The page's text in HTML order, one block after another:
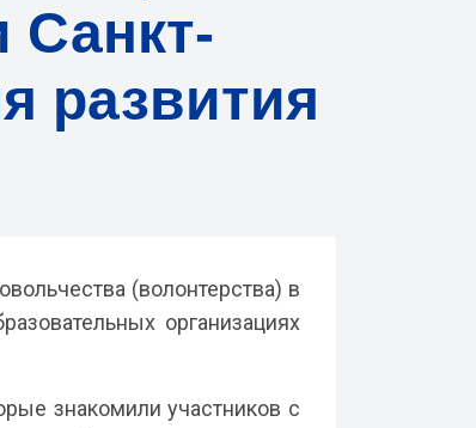
Санкт-
развития
(волонтерства) в
организациях
знакомили участников с